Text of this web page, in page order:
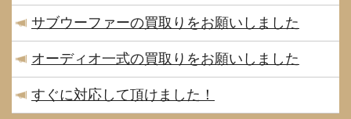
サブウーファーの買取りをお願いしました
オーディオ一式の買取りをお願いしました
すぐに対応して頂けました！